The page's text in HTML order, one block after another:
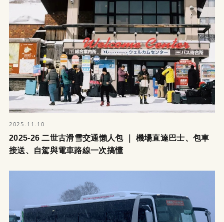
2025.11.10
2025-26 二世古滑雪交通懶人包 ｜ 機場直達巴士、包車
接送、自駕與電車路線一次搞懂